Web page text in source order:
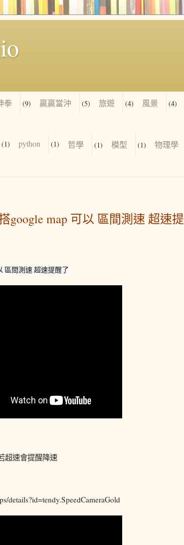
拳 (9) 贏贏當沖 (5) 旅遊 (4) 風景 (4)
(1) python (1) 哲學 (1) 模型 (1) 物理學
google map 可以 區間測速 超速提
區間測速 超速提醒了
超速會提醒降速
details?id=tendy.SpeedCameraGold